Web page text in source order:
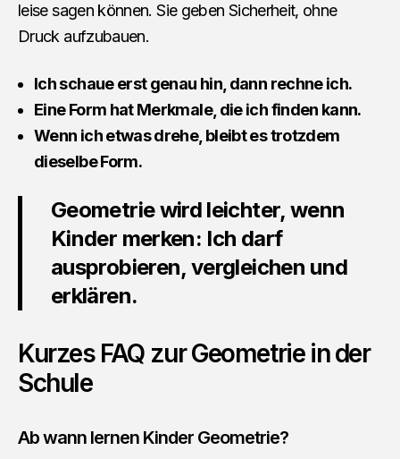
leise sagen können. Sie geben Sicherheit, ohne
Druck aufzubauen.
Ich schaue erst genau hin, dann rechne ich.
Eine Form hat Merkmale, die ich finden kann.
Wenn ich etwas drehe, bleibt es trotzdem
dieselbe Form.
Geometrie wird leichter, wenn
Kinder merken: Ich darf
ausprobieren, vergleichen und
erklären.
Kurzes FAQ zur Geometrie in der
Schule
Ab wann lernen Kinder Geometrie?